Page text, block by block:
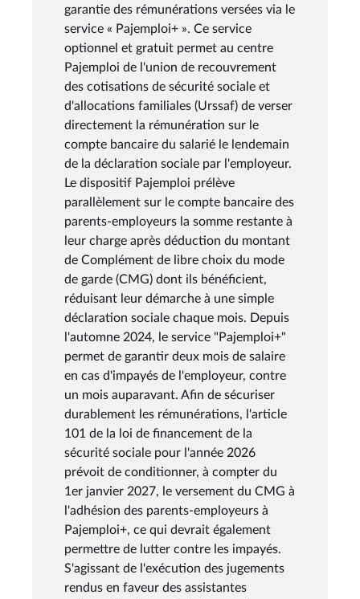
garantie des rémunérations versées via le
service « Pajemploi+ ». Ce service
optionnel et gratuit permet au centre
Pajemploi de l'union de recouvrement
des cotisations de sécurité sociale et
d'allocations familiales (Urssaf) de verser
directement la rémunération sur le
compte bancaire du salarié le lendemain
de la déclaration sociale par l'employeur.
Le dispositif Pajemploi prélève
parallèlement sur le compte bancaire des
parents-employeurs la somme restante à
leur charge après déduction du montant
de Complément de libre choix du mode
de garde (CMG) dont ils bénéficient,
réduisant leur démarche à une simple
déclaration sociale chaque mois. Depuis
l'automne 2024, le service "Pajemploi+"
permet de garantir deux mois de salaire
en cas d'impayés de l'employeur, contre
un mois auparavant. Afin de sécuriser
durablement les rémunérations, l'article
101 de la loi de financement de la
sécurité sociale pour l'année 2026
prévoit de conditionner, à compter du
1er janvier 2027, le versement du CMG à
l'adhésion des parents-employeurs à
Pajemploi+, ce qui devrait également
permettre de lutter contre les impayés.
S'agissant de l'exécution des jugements
rendus en faveur des assistantes